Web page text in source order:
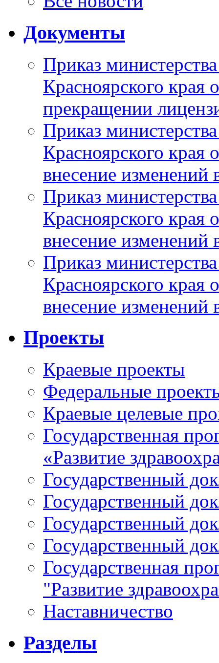
Документы
Приказ
Красноярского
прекращении
Приказ
Красноярского
внесение изменений
Приказ
Красноярского
внесение изменений
Приказ
Красноярского
внесение изменений
Проекты
Краевые проекты
Федеральные
Краевые целевые
Государственная
«Развитие
Государственный
Государственный
Государственный
Государственный
Государственная
"Развитие
Наставничество
Разделы